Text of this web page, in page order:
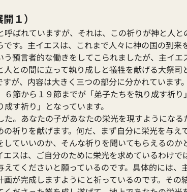
１）
ばれていますが、それは、この祈りが神と人と
す。主イエスは、これまで人々に神の国の到来
預言者的な働きをしてこられましたが、主イエ
との間に立って執り成しと犠牲を献げる大祭司
が、内容は大きく三つの部分に分かれています
節から１９節までが「弟子たちを執り成す祈り
す祈り」となっています。
。あなたの子があなたの栄光を現すようになる
祈りを献げます。何だ、まず自分に栄光を与え
ていいのか、そんな祈りを聞いてもらえるのか
スは、ご自分のために栄光を求めているわけで
てくださいと願っているのです。具体的には、
が完成しますようにと祈っているのです。その